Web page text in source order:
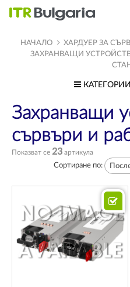
НАЧАЛО
ХАРДУЕР ЗА
ЗАХРАНВАЩИ
КАТЕГОРИИ
Захранващи
сървъри и
Показват се 23 артикула
Сортиране по: